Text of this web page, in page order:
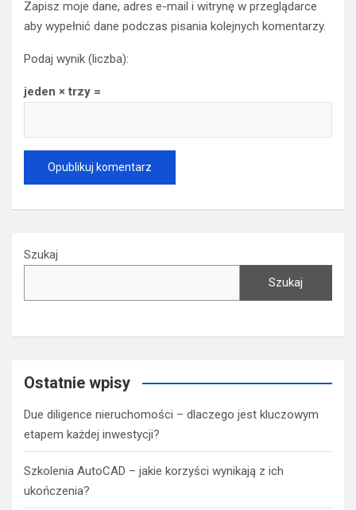
Zapisz moje dane, adres e-mail i witrynę w przeglądarce
aby wypełnić dane podczas pisania kolejnych komentarzy.
Podaj wynik (liczba):
jeden × trzy =
Szukaj
Szukaj
Ostatnie wpisy
Due diligence nieruchomości – dlaczego jest kluczowym
etapem każdej inwestycji?
Szkolenia AutoCAD – jakie korzyści wynikają z ich
ukończenia?